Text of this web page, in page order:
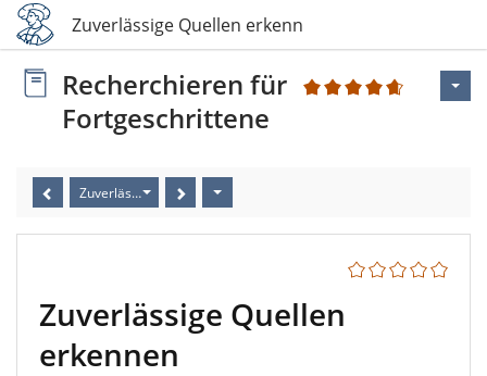
Zuverlässige Quellen erkennen
3
Recherchieren für
Fortgeschrittene
Zuverlässige Quellen erkennen
Zuverlässige Quellen
erkennen